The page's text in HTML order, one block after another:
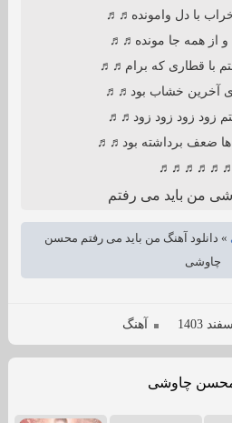
با دل وامونده♬♬
و از همه جا مونده♬♬
با قطاری که برام♬♬
ی آخرین خشاب بود♬♬
زود زود زود زود♬♬
ها ضعف برداشته بود♬♬
من باید می رفتم
» دانلود آهنگ من باید می رفتم محسن
چاوشی
آهنگ
محسن چاوشی